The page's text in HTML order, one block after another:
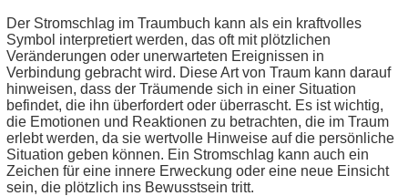
Der Stromschlag im Traumbuch kann als ein kraftvolles
Symbol interpretiert werden, das oft mit plötzlichen
Veränderungen oder unerwarteten Ereignissen in
Verbindung gebracht wird. Diese Art von Traum kann darauf
hinweisen, dass der Träumende sich in einer Situation
befindet, die ihn überfordert oder überrascht. Es ist wichtig,
die Emotionen und Reaktionen zu betrachten, die im Traum
erlebt werden, da sie wertvolle Hinweise auf die persönliche
Situation geben können. Ein Stromschlag kann auch ein
Zeichen für eine innere Erweckung oder eine neue Einsicht
sein, die plötzlich ins Bewusstsein tritt.